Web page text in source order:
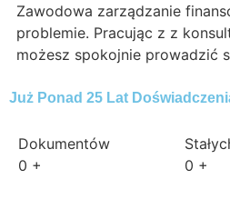
Zawodowa zarządzanie
problemie. Pracując z z
możesz spokojnie prowadzić
Już Ponad 25 Lat
Dokumentów
0 +
0 +